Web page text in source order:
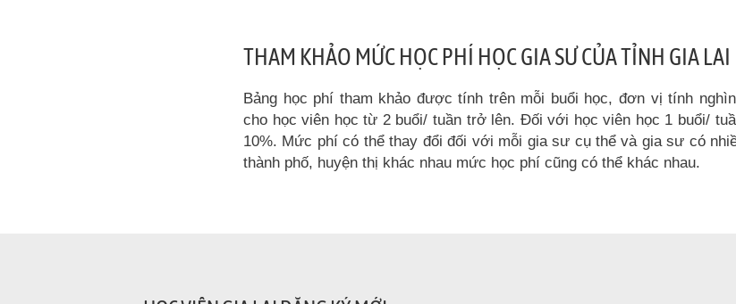
THAM KHẢO MỨC HỌC PHÍ HỌC GIA SƯ CỦA TỈNH GIA LAI
Bảng học phí tham khảo được tính trên mỗi buổi học, đơn vị tính
cho học viên học từ 2 buổi/ tuần trở lên. Đối với học viên học 1 buổi/
10%. Mức phí có thể thay đổi đối với mỗi gia sư cụ thể và gia sư có
thành phố, huyện thị khác nhau mức học phí cũng có thể khác nhau.